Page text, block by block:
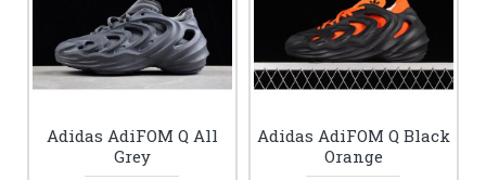
Adidas AdiFOM Q All
Grey
Adidas AdiFOM Q Black
Orange